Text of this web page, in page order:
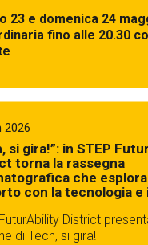
23 e domenica 24
fino alle 20.30
2026
si gira!”: in STEP
torna la rassegna
che
con la tecnologia
District
di Tech, si gira!